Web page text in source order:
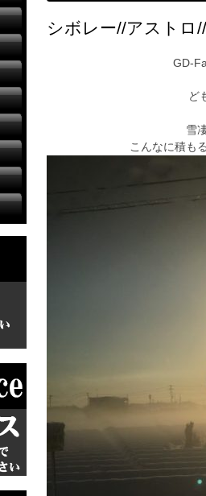
シボレー//アストロ
GD-
ど
雪
こんなに積も